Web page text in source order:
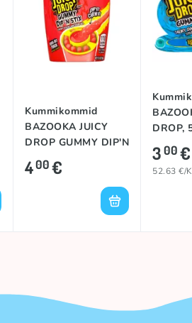
Kummikommid
BAZOOKA JUICY
DROP GUMMY DIP'N
STIX, 96g
400€
DROP,
300€
52.63 €/